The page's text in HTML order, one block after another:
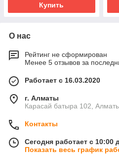
Купить
О нас
Рейтинг не сформирован
Менее 5 отзывов за
Работает с 16.03.2020
г. Алматы
Карасай батыра 102,
Контакты
Сегодня работает с 10:00
Показать весь график